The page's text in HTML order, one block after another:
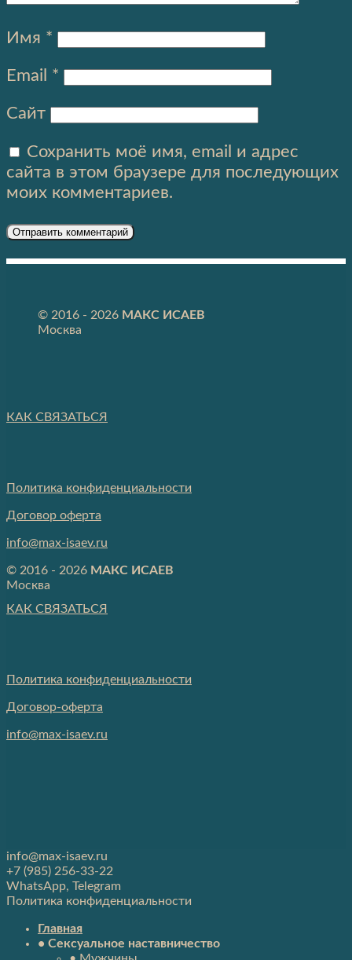
Имя *
Email *
Сайт
Сохранить моё имя, email и адрес
сайта в этом браузере для последующих
моих комментариев.
© 2016 - 2026 МАКС ИСАЕВ
Москва
КАК СВЯЗАТЬСЯ
Политика конфиденциальности
Договор оферта
info@max-isaev.ru
© 2016 - 2026 МАКС ИСАЕВ
Москва
КАК СВЯЗАТЬСЯ
Политика конфиденциальности
Договор-оферта
info@max-isaev.ru
info@max-isaev.ru
+7 (985) 256-33-22
WhatsApp, Telegram
Политика конфиденциальности
Главная
• Сексуальное наставничество